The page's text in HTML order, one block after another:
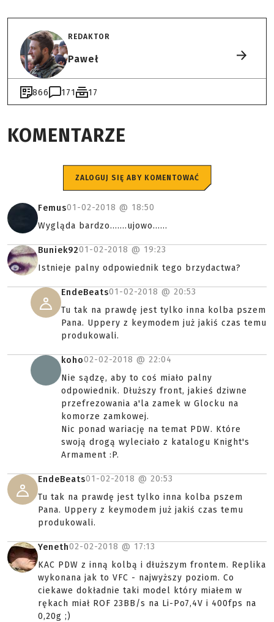
REDAKTOR
Paweł
866 171 17
KOMENTARZE
ZALOGUJ SIĘ ABY KOMENTOWAĆ
Femus01-02-2018 @ 18:50
Wygląda bardzo.......ujowo......
Buniek9201-02-2018 @ 19:23
Istnieje palny odpowiednik tego brzydactwa?
EndeBeats01-02-2018 @ 20:53
Tu tak na prawdę jest tylko inna kolba pszem
Pana. Uppery z keymodem już jakiś czas temu
produkowali.
koho02-02-2018 @ 22:04
Nie sądzę, aby to coś miało palny
odpowiednik. Dłuższy front, jakieś dziwne
przefrezowania a'la zamek w Glocku na
komorze zamkowej.
Nic ponad wariację na temat PDW. Które
swoją drogą wyleciało z katalogu Knight's
Armament :P.
EndeBeats01-02-2018 @ 20:53
Tu tak na prawdę jest tylko inna kolba pszem
Pana. Uppery z keymodem już jakiś czas temu
produkowali.
Yeneth02-02-2018 @ 17:13
KAC PDW z inną kolbą i dłuższym frontem. Replika
wykonana jak to VFC - najwyższy poziom. Co
ciekawe dokładnie taki model który miałem w
rękach miał ROF 23BB/s na Li-Po7,4V i 400fps na
0,20g ;)